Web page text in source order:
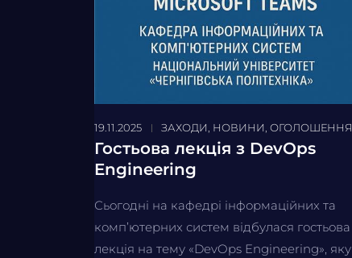
19.11.2025 ЗАХОДИ, НОВИНИ, ОГОЛОШЕННЯ
Гостьова лекція з DevOps
Engineering
Сьогодні на кафедрі інформаційних та
комп’ютерних систем відбулася гостьова
лекція на тему «DevOps Engineering», яку